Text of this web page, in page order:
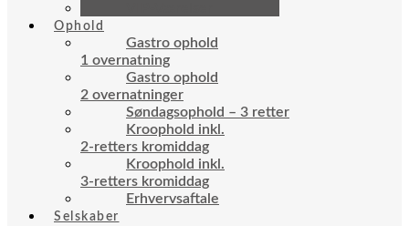
Ophold
Gastro ophold
1 overnatning
Gastro ophold
2 overnatninger
Søndagsophold – 3 retter
Kroophold inkl.
2-retters kromiddag
Kroophold inkl.
3-retters kromiddag
Erhvervsaftale
Selskaber